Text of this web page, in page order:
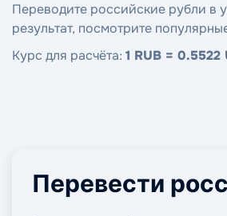
Переводите российские рубли в
результат, посмотрите
Курс для расчёта: 1 RUB = 0.5522
Перевести